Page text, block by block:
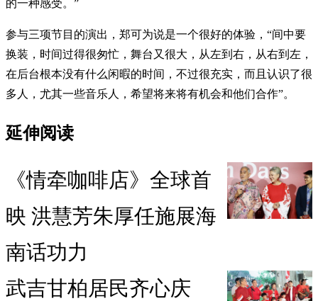
的一种感受。”
参与三项节目的演出，郑可为说是一个很好的体验，“间中要
换装，时间过得很匆忙，舞台又很大，从左到右，从右到左，
在后台根本没有什么闲暇的时间，不过很充实，而且认识了很
多人，尤其一些音乐人，希望将来将有机会和他们合作”。
延伸阅读
《情牵咖啡店》全球首
映 洪慧芳朱厚任施展海
南话功力
武吉甘柏居民齐心庆